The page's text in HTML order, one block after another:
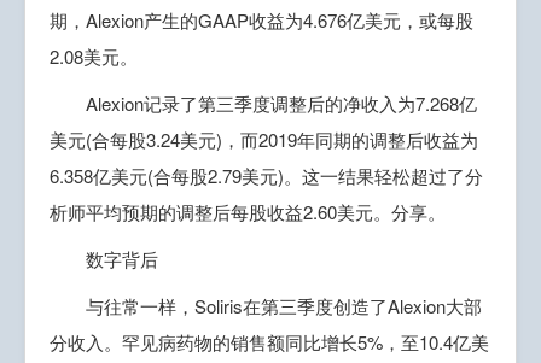
期，Alexion产生的GAAP收益为4.676亿美元，或每股
2.08美元。
Alexion记录了第三季度调整后的净收入为7.268亿
美元(合每股3.24美元)，而2019年同期的调整后收益为
6.358亿美元(合每股2.79美元)。这一结果轻松超过了分
析师平均预期的调整后每股收益2.60美元。分享。
数字背后
与往常一样，Soliris在第三季度创造了Alexion大部
分收入。罕见病药物的销售额同比增长5%，至10.4亿美